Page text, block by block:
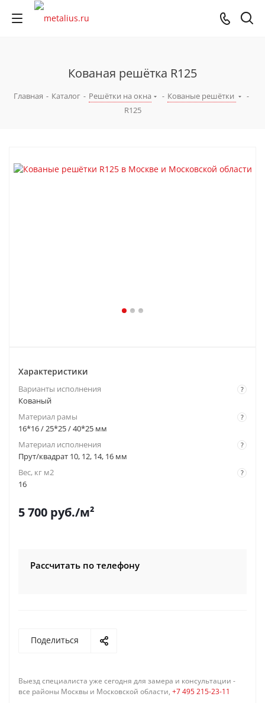
Кованая решётка R125
Главная - Каталог - Решётки на окна - Кованые решётки
-
R125
Характеристики
?
Варианты исполнения
Кованый
?
Материал рамы
16*16 / 25*25 / 40*25 мм
?
Материал исполнения
Прут/квадрат 10, 12, 14, 16 мм
?
Вес, кг м2
16
5 700 руб./м²
Рассчитать по телефону
Поделиться
Выезд специалиста уже сегодня для замера и консультации -
все районы Москвы и Московской области, +7 495 215-23-11